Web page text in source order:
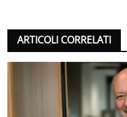
ARTICOLI CORRELATI